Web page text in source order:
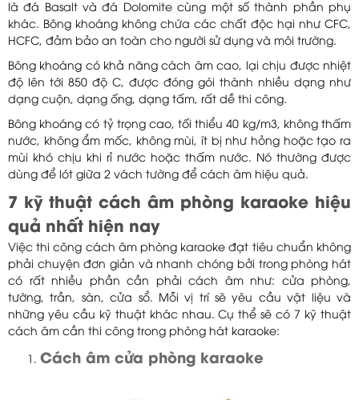
là đá Basalt và đá Dolomite cùng một số thành phần phụ
khác. Bông khoáng không chứa các chất độc hại như CFC,
HCFC, đảm bảo an toàn cho người sử dụng và môi trường.
Bông khoáng có khả năng cách âm cao, lại chịu được nhiệt
độ lên tới 850 độ C, được đóng gói thành nhiều dạng như
dạng cuộn, dạng ống, dạng tấm, rất dễ thi công.
Bông khoáng có tỷ trọng cao, tối thiểu 40 kg/m3, không thấm
nước, không ẩm mốc, không mùi, ít bị như hỏng hoặc tạo ra
mùi khó chịu khi rỉ nước hoặc thấm nước. Nó thường được
dùng để lót giữa 2 vách tường để cách âm hiệu quả.
7 kỹ thuật cách âm phòng karaoke hiệu
quả nhất hiện nay
Việc thi công cách âm phòng karaoke đạt tiêu chuẩn không
phải chuyện đơn giản và nhanh chóng bởi trong phòng hát
có rất nhiều phần cần phải cách âm như: cửa phòng,
tường, trần, sàn, cửa sổ. Mỗi vị trí sẽ yêu cầu vật liệu và
những yêu cầu kỹ thuật khác nhau. Cụ thể sẽ có 7 kỹ thuật
cách âm cần thi công trong phòng hát karaoke:
Cách âm cửa phòng karaoke